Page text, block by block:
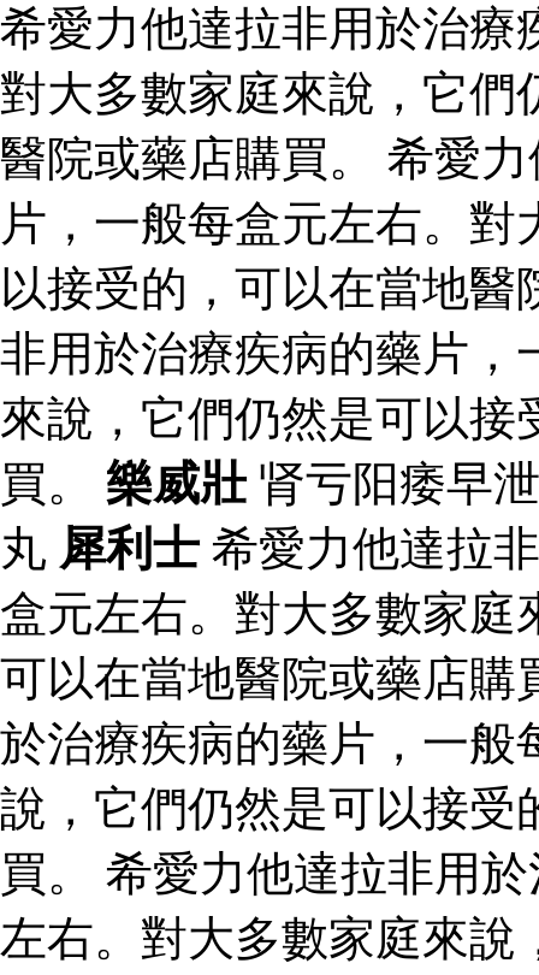
希愛力他達拉非用於治療
對大多數家庭來說，它們
醫院或藥店購買。 希愛
片，一般每盒元左右。
以接受的，可以在當地
非用於治療疾病的藥片，
來說，它們仍然是可以
買。 樂威壯肾亏阳痿早
丸 犀利士 希愛力他達拉
盒元左右。對大多數家庭
可以在當地醫院或藥店購
於治療疾病的藥片，一般
說，它們仍然是可以接受
買。 希愛力他達拉非用
左右。對大多數家庭來說